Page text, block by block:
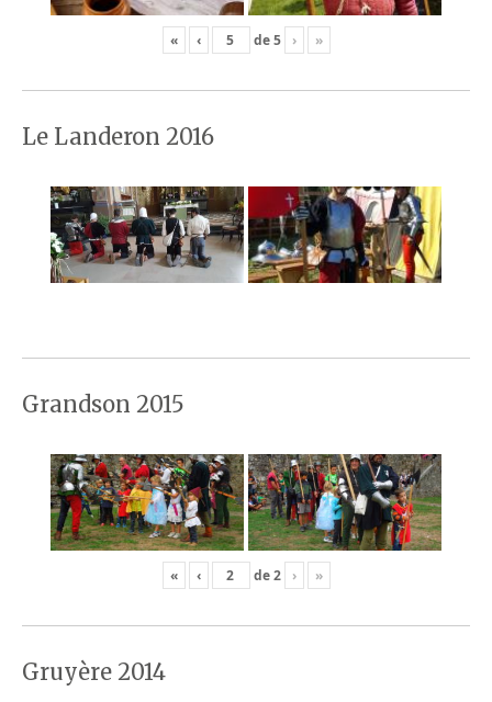
« ‹ de5 › »
Le Landeron 2016
Grandson 2015
« ‹ de2 › »
Gruyère 2014